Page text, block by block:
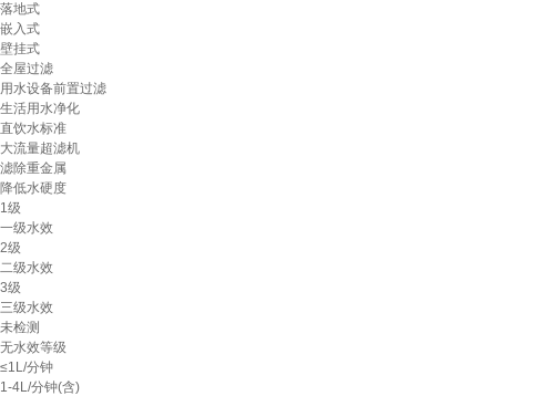
落地式
嵌入式
壁挂式
全屋过滤
用水设备前置过滤
生活用水净化
直饮水标准
大流量超滤机
滤除重金属
降低水硬度
1级
一级水效
2级
二级水效
3级
三级水效
未检测
无水效等级
≤1L/分钟
1-4L/分钟(含)